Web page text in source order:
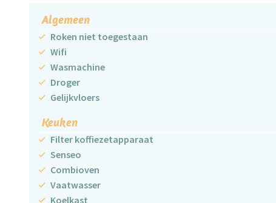
Algemeen
Roken niet toegestaan
Wifi
Wasmachine
Droger
Gelijkvloers
Keuken
Filter koffiezetapparaat
Senseo
Combioven
Vaatwasser
Koelkast